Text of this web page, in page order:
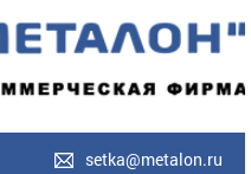
setka@metalon.ru